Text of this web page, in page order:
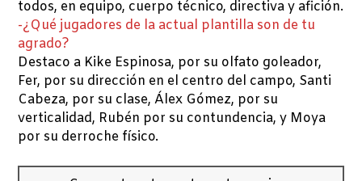
todos, en equipo, cuerpo técnico, directiva y afición.
-¿Qué jugadores de la actual plantilla son de tu
agrado?
Destaco a Kike Espinosa, por su olfato goleador,
Fer, por su dirección en el centro del campo, Santi
Cabeza, por su clase, Álex Gómez, por su
verticalidad, Rubén por su contundencia, y Moya
por su derroche físico.